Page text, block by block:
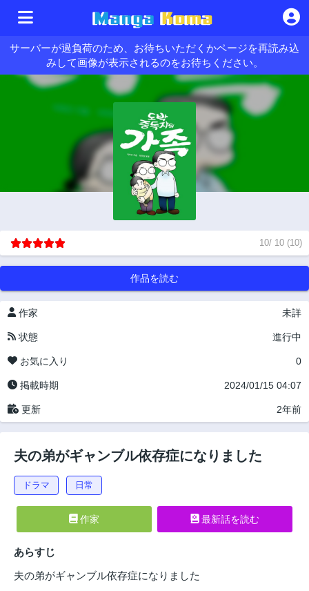
サーバーが過負荷のため、お待ちいただくかページを再読み込
みして画像が表示されるのをお待ちください。
10/ 10 (10)
作品を読む
作家 未詳
状態 進行中
お気に入り 0
掲載時期 2024/01/15 04:07
更新 2年前
夫の弟がギャンブル依存症になりました
ドラマ 日常
作家 最新話を読む
あらすじ
夫の弟がギャンブル依存症になりました